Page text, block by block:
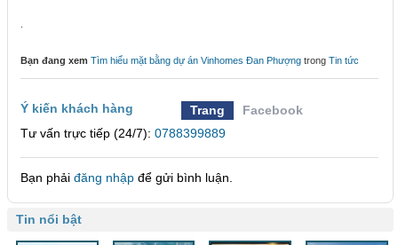
.
Bạn đang xem Tìm hiểu mặt bằng dự án Vinhomes Đan Phượng trong Tin tức
Ý kiến khách hàng Trang
Facebook
Tư vấn trực tiếp (24/7): 0788399889
Bạn phải đăng nhập để gửi bình luận.
Tin nổi bật